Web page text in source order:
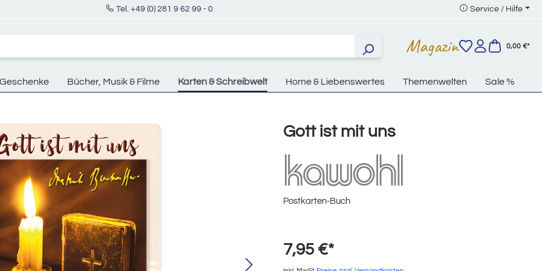
Tel. +49 (0) 281 9 62 99 - 0 Service / Hilfe
Magazin 0,00 €*
Geschenke Bücher, Musik & Filme Karten & Schreibwelt Home & Liebenswertes Themenwelten Sale %
Gott ist mit uns
Postkarten-Buch
7,95 €*